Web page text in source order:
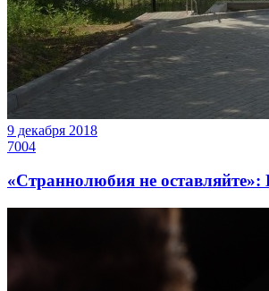
9 декабря 2018
7004
«Страннолюбия не